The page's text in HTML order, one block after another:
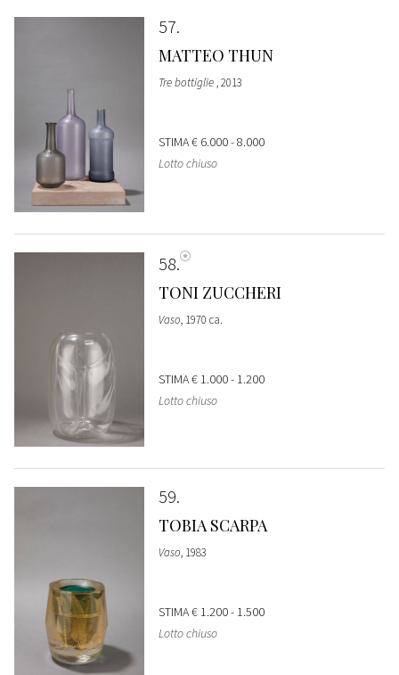
57
MATTEO THUN
Tre bottiglie, 2013
STIMA€ 6.000 - 8.000
Lotto chiuso
58
TONI ZUCCHERI
Vaso, 1970 ca.
STIMA€ 1.000 - 1.200
Lotto chiuso
59
TOBIA SCARPA
Vaso, 1983
STIMA€ 1.200 - 1.500
Lotto chiuso